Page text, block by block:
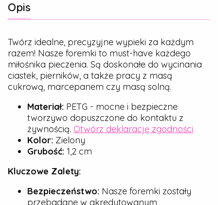
Opis
Twórz idealne, precyzyjne wypieki za każdym
razem! Nasze foremki to must-have każdego
miłośnika pieczenia. Są doskonałe do wycinania
ciastek, pierników, a także pracy z masą
cukrową, marcepanem czy masą solną.
Materiał: PETG - mocne i bezpieczne
tworzywo dopuszczone do kontaktu z
żywnością. Otwórz deklarację zgodności
Kolor: Zielony
Grubość: 1,2 cm
Kluczowe Zalety:
Bezpieczeństwo: Nasze foremki zostały
przebadane w akredytowanym